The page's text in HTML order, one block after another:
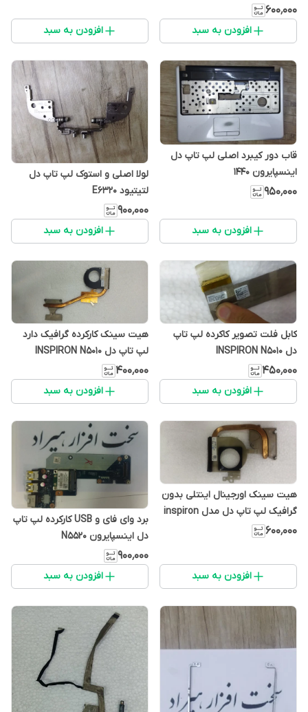
۶۰۰٬۰۰۰
افزودن به سبد افزودن به سبد
قاب دور کیبرد اصلی لپ تاپ دل
اینسپایرون 1440
۹۵۰٬۰۰۰
افزودن به سبد
لولا اصلی و استوک لپ تاپ دل
لتیتیود E6320
۹۰۰٬۰۰۰
افزودن به سبد
کابل فلت تصویر کاکرده لپ تاپ
دل INSPIRON N5010
۴۵۰٬۰۰۰
افزودن به سبد
هیت سینک کارکرده گرافیک دارد
لپ تاپ دل INSPIRON N5010
۴۰۰٬۰۰۰
افزودن به سبد
هیت سینک اورجینال اینتلی بدون
گرافیک لپ تاپ دل مدل inspiron
n5110
۶۰۰٬۰۰۰
افزودن به سبد
برد وای فای و USB کارکرده لپ تاپ
دل اینسپایرون N5520
۹۰۰٬۰۰۰
افزودن به سبد